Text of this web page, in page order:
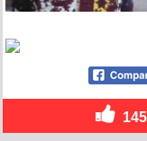
145